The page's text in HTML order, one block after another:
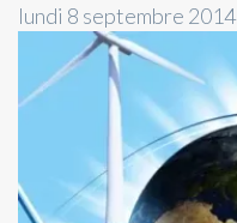
lundi 8 septembre 2014